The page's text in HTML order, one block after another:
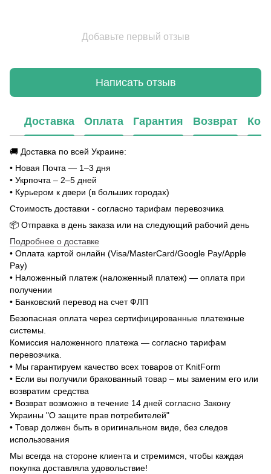
Добавьте первый отзыв
Написать отзыв
Доставка Оплата Гарантия Возврат
🚚 Доставка по всей Украине:
• Новая Почта — 1–3 дня
• Укрпочта – 2–5 дней
• Курьером к двери (в больших городах)
Стоимость доставки - согласно тарифам перевозчика
📦 Отправка в день заказа или на следующий рабочий день
Подробнее о доставке
• Оплата картой онлайн (Visa/MasterCard/Google Pay/Apple
Pay)
• Наложенный платеж (наложенный платеж) — оплата при
получении
• Банковский перевод на счет ФЛП
Безопасная оплата через сертифицированные платежные
системы.
Комиссия наложенного платежа — согласно тарифам
перевозчика.
• Мы гарантируем качество всех товаров от KnitForm
• Если вы получили бракованный товар – мы заменим его или
возвратим средства
• Возврат возможно в течение 14 дней согласно Закону
Украины "О защите прав потребителей"
• Товар должен быть в оригинальном виде, без следов
использования
Мы всегда на стороне клиента и стремимся, чтобы каждая
покупка доставляла удовольствие!